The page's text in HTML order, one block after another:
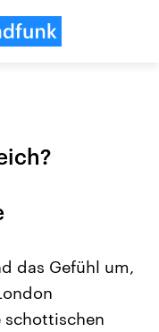
USA
Beiträge,
das Gefühl um,
schottischen